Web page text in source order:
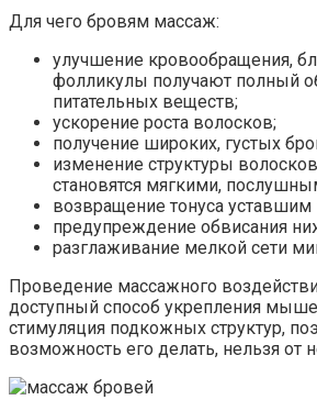
Для чего бровям массаж:
улучшение кровообращения,
фолликулы получают полный
питательных веществ;
ускорение роста волосков;
получение широких, густых
изменение структуры
становятся мягкими,
возвращение тонуса уставшим
предупреждение обвисания
разглаживание мелкой сети
Проведение массажного
доступный способ укрепления
стимуляция подкожных структур,
возможность его делать, нельзя от